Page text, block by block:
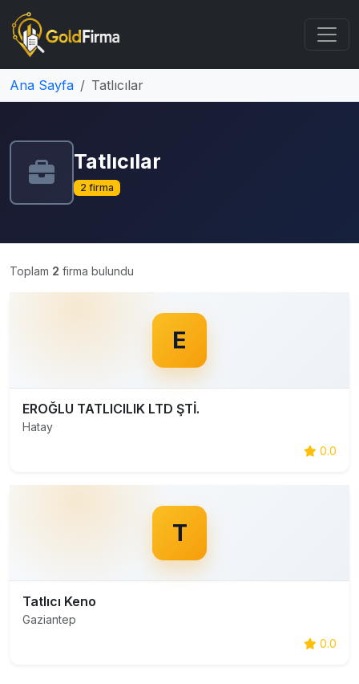
Ana Sayfa Tatlıcılar
Tatlıcılar
2 firma
Toplam 2 firma bulundu
E
EROĞLU TATLICILIK LTD ŞTİ.
Hatay
0.0
T
Tatlıcı Keno
Gaziantep
0.0